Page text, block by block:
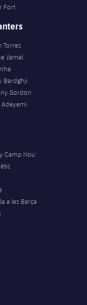
Fort
Torres
Yamal
Bardghji
Gordon
Adeyemi
Camp Nou
a les Barça